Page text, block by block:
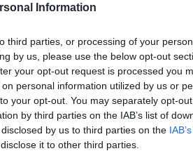
Information
third parties, or processing of your
by us, please use the below opt-out
your opt-out request is processed you
personal information utilized by us or
your opt-out. You may separately opt-
by third parties on the IAB’s list of
by us to third parties on the
it to other third parties.
commercio con un
Strategies, questa